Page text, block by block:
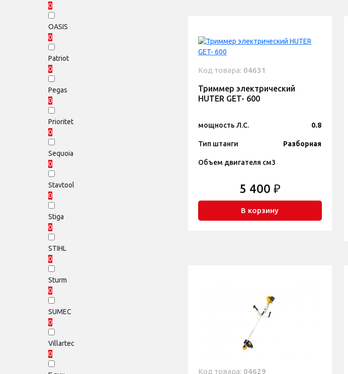
0
OASIS
0
Patriot
0
Pegas
0
Prioritet
0
Sequoia
0
Stavtool
0
Stiga
0
STIHL
0
Sturm
0
SUMEC
0
Villartec
0
Код товара: 04631
Триммер электрический
HUTER GЕT- 600
мощность Л.С. 0.8
Тип штанги Разборная
Объем двигателя см3
5 400 ₽
В корзину
Код товара: 04629